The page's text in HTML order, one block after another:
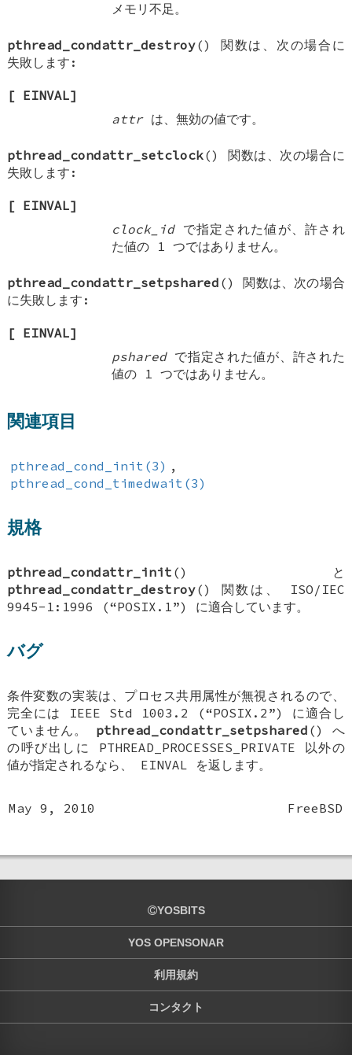
メモリ不足。
pthread_condattr_destroy() 関数は、次の場合に
失敗します:
[ EINVAL]
attrは、無効の値です。
pthread_condattr_setclock() 関数は、次の場合に
失敗します:
[ EINVAL]
clock_idで指定された値が、許され
た値の 1 つではありません。
pthread_condattr_setpshared () 関数は、次の場合
に失敗します:
[ EINVAL]
psharedで指定された値が、許された
値の 1 つではありません。
関連項目
pthread_cond_init(3) ,
pthread_cond_timedwait(3)
規格
pthread_condattr_init () と
pthread_condattr_destroy() 関数は、 ISO/IEC
9945-1:1996 (“POSIX.1”) に適合しています。
バグ
条件変数の実装は、プロセス共用属性が無視されるので、
完全には IEEE Std 1003.2 (“POSIX.2”) に適合し
ていません。 pthread_condattr_setpshared () へ
の呼び出しに PTHREAD_PROCESSES_PRIVATE 以外の
値が指定されるなら、 EINVAL を返します。
May 9, 2010 FreeBSD
YOSBITS
YOS OPENSONAR
利用規約
コンタクト